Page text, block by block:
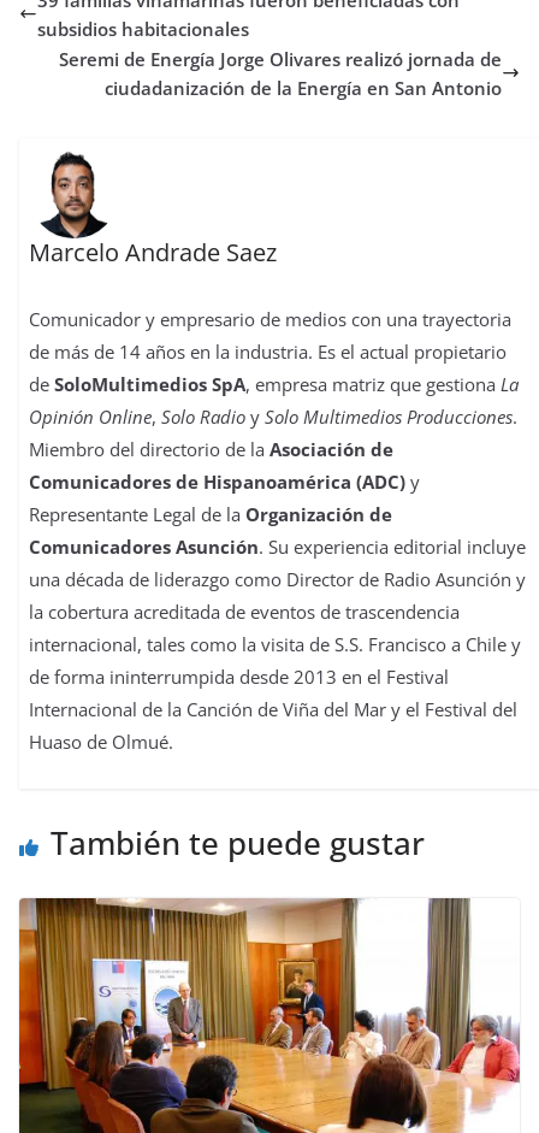
o
k
r
p
p
o
n
e
s
n
i
subsidios habitacionales
Seremi de Energía Jorge Olivares realizó jornada de
ciudadanización de la Energía en San Antonio
Marcelo Andrade Saez
Comunicador y empresario de medios con una trayectoria
de más de 14 años en la industria. Es el actual propietario
deSoloMultimedios SpA, empresa matriz que gestionaLa
Opinión Online,Solo Radio ySolo Multimedios Producciones.
Miembro del directorio de laAsociación de
Comunicadores de Hispanoamérica (ADC) y
Representante Legal de la Organización de
Comunicadores Asunción. Su experiencia editorial incluye
una década de liderazgo como Director de Radio Asunción y
la cobertura acreditada de eventos de trascendencia
internacional, tales como la visita de S.S. Francisco a Chile y
de forma ininterrumpida desde 2013 en el Festival
Internacional de la Canción de Viña del Mar y el Festival del
Huaso de Olmué.
También te puede gustar